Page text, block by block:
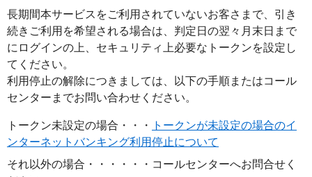
長期間本サービスをご利用されていないお客さまで、引き
続きご利用を希望される場合は、判定日の翌々月末日まで
にログインの上、セキュリティ上必要なトークンを設定し
てください。
利用停止の解除につきましては、以下の手順またはコール
センターまでお問い合わせください。
トークン未設定の場合・・・
トークンが未設定の場合のイ
ンターネットバンキング利用停止について
それ以外の場合・・・・・・コールセンターへお問合せく